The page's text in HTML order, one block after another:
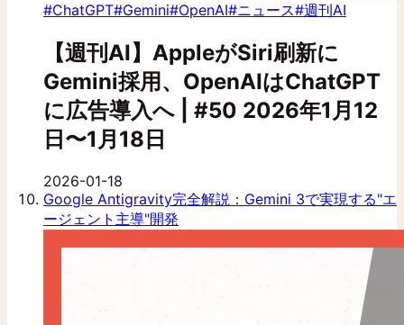
#ChatGPT#Gemini#OpenAI#ニュース#週刊AI
【週刊AI】AppleがSiri刷新に
Gemini採用、OpenAIはChatGPT
に広告導入へ | #50 2026年1月12
日〜1月18日
2026-01-18
Google Antigravity完全解説：Gemini 3で実現する"エ
ージェント主導"開発